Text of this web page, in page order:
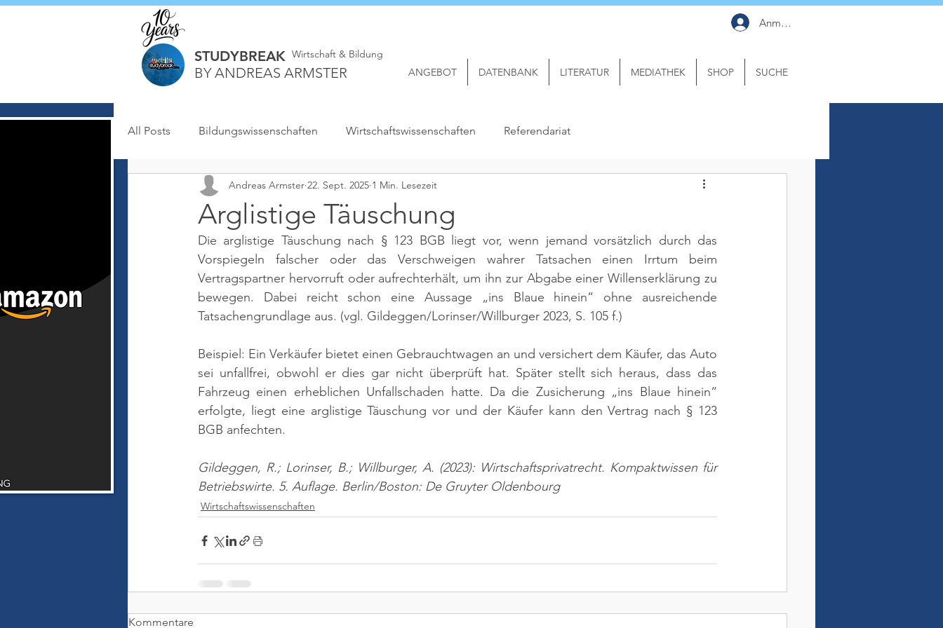
STUDYBREAK
BY ANDREAS ARMSTER
Wirtschaft & Bildung
Anmelden
ANGEBOT DATENBANK LITERATUR MEDIATHEK SHOP SUCHE
All Posts Bildungswissenschaften Wirtschaftswissenschaften Referendariat
Arglistige Täuschung
Andreas Armster 22. Sept. 2025 1 Min. Lesezeit
Die arglistige Täuschung nach § 123 BGB liegt vor, wenn jemand vorsätzlich durch das
Vorspiegeln falscher oder das Verschweigen wahrer Tatsachen einen Irrtum beim
Vertragspartner hervorruft oder aufrechterhält, um ihn zur Abgabe einer Willenserklärung zu
bewegen. Dabei reicht schon eine Aussage „ins Blaue hinein“ ohne ausreichende
Tatsachengrundlage aus. (vgl. Gildeggen/Lorinser/Willburger 2023, S. 105 f.)
Beispiel: Ein Verkäufer bietet einen Gebrauchtwagen an und versichert dem Käufer, das Auto
sei unfallfrei, obwohl er dies gar nicht überprüft hat. Später stellt sich heraus, dass das
Fahrzeug einen erheblichen Unfallschaden hatte. Da die Zusicherung „ins Blaue hinein“
erfolgte, liegt eine arglistige Täuschung vor und der Käufer kann den Vertrag nach § 123
BGB anfechten.
Gildeggen, R.; Lorinser, B.; Willburger, A. (2023): Wirtschaftsprivatrecht. Kompaktwissen für
Betriebswirte. 5. Auflage. Berlin/Boston: De Gruyter Oldenbourg
Wirtschaftswissenschaften
Kommentare